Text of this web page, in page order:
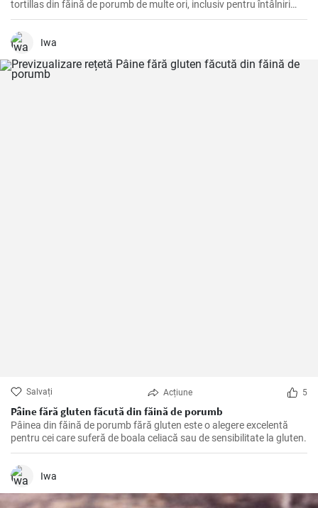
tortillas din făină de porumb de multe ori, inclusiv pentru întâlniri
tematice și cine liniștite în timpul săptămânii acasă. Sunt un
acompaniament excelent sau o bază pentru o varietate de
mâncăruri mexicane și, de asemenea, o salvare pentru cei care
fiecare dată ca o călătorie în inima bucătăriei mexicane.
Iwa
Salvați Acțiune 5
Pâine fără gluten făcută din făină de porumb
Pâinea din făină de porumb fără gluten este o alegere excelentă
pentru cei care suferă de boala celiacă sau de sensibilitate la gluten.
Iwa